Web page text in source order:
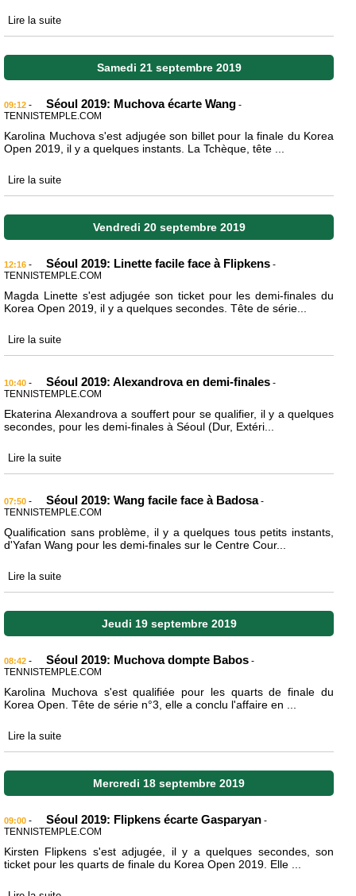
Lire la suite
Samedi 21 septembre 2019
09:12 - Séoul 2019: Muchova écarte Wang -
TENNISTEMPLE.COM
Karolina Muchova s'est adjugée son billet pour la finale du Korea
Open 2019, il y a quelques instants. La Tchèque, tête ...
Lire la suite
Vendredi 20 septembre 2019
12:16 - Séoul 2019: Linette facile face à Flipkens -
TENNISTEMPLE.COM
Magda Linette s'est adjugée son ticket pour les demi-finales du
Korea Open 2019, il y a quelques secondes. Tête de série...
Lire la suite
10:40 - Séoul 2019: Alexandrova en demi-finales -
TENNISTEMPLE.COM
Ekaterina Alexandrova a souffert pour se qualifier, il y a quelques
secondes, pour les demi-finales à Séoul (Dur, Extéri...
Lire la suite
07:50 - Séoul 2019: Wang facile face à Badosa -
TENNISTEMPLE.COM
Qualification sans problème, il y a quelques tous petits instants,
d'Yafan Wang pour les demi-finales sur le Centre Cour...
Lire la suite
Jeudi 19 septembre 2019
08:42 - Séoul 2019: Muchova dompte Babos -
TENNISTEMPLE.COM
Karolina Muchova s'est qualifiée pour les quarts de finale du
Korea Open. Tête de série n°3, elle a conclu l'affaire en ...
Lire la suite
Mercredi 18 septembre 2019
09:00 - Séoul 2019: Flipkens écarte Gasparyan -
TENNISTEMPLE.COM
Kirsten Flipkens s'est adjugée, il y a quelques secondes, son
ticket pour les quarts de finale du Korea Open 2019. Elle ...